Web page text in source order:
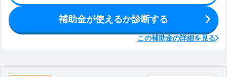
補助金が使えるか診断する
この補助金の詳細を見る